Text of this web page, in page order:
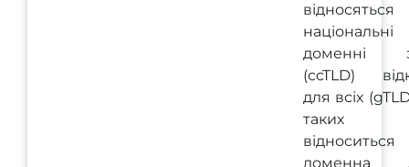
відносяться
національні
доменні
(ccTLD)
для всіх
таких
відноситься
доменна